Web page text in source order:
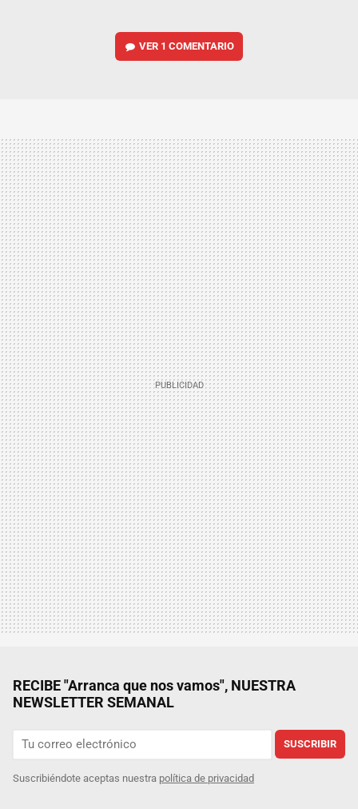
VER 1 COMENTARIO
RECIBE "Arranca que nos vamos", NUESTRA
NEWSLETTER SEMANAL
SUSCRIBIR
Suscribiéndote aceptas nuestra política de privacidad